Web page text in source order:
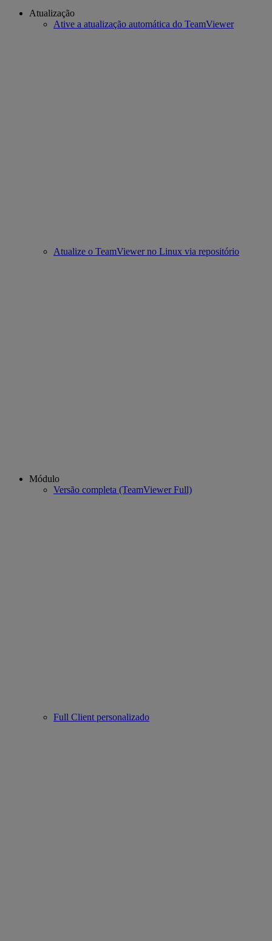
Atualização
Ative a atualização automática do TeamViewer
Atualize o TeamViewer no Linux via repositório
Módulo
Versão completa (TeamViewer Full)
Full Client personalizado